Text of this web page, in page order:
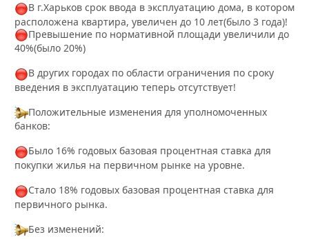
В г.Харьков срок ввода в эксплуатацию дома, в котором
расположена квартира, увеличен до 10 лет(было 3 года)!
Превышение по нормативной площади увеличили до
40%(было 20%)
В других городах по области ограничения по сроку
введения в эксплуатацию теперь отсутствует!
Положительные изменения для уполномоченных
банков:
Было 16% годовых базовая процентная ставка для
покупки жилья на первичном рынке на уровне.
Стало 18% годовых базовая процентная ставка для
первичного рынка.
Без изменений: